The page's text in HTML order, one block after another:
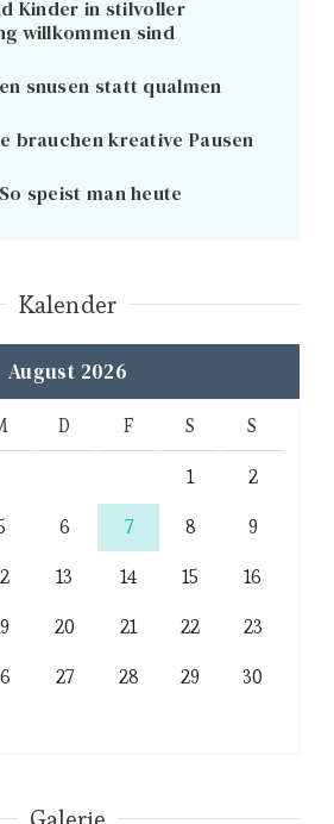
Kinder in stilvoller
willkommen sind
snusen statt qualmen
brauchen kreative Pausen
speist man heute
Kalender
August 2026
D F S S
1
2
6 7 8
9
13 14 15
16
20 21 22
23
27 28 29
30